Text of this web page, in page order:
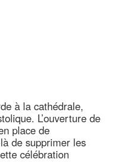
à la cathédrale,
L’ouverture de
place de
de supprimer les
célébration